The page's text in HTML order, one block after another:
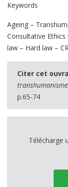
Keywords
Ageing –
Consultative
law – Hard law –
Citer cet
p.65-74
Télécharge